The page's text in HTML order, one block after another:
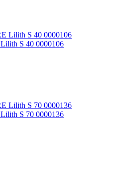
S 40 0000106
S 70 0000136